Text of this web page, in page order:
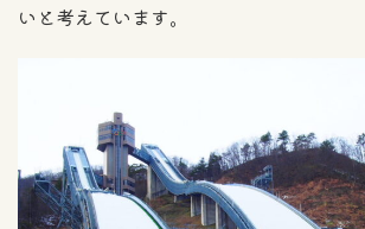
いと考えています。